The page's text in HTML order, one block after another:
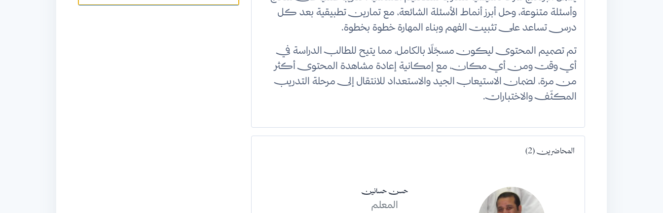
وأسئلة متنوعة، وحل أبرز أنماط الأسئلة الشائعة، مع تمارين تطبيقية بعد كل
درس تساعد على تثبيت الفهم وبناء المهارة خطوة بخطوة.
تم تصميم المحتوى ليكون مسجّلًا بالكامل، مما يتيح للطالب الدراسة في
أي وقت ومن أي مكان، مع إمكانية إعادة مشاهدة المحتوى أكثر
من مرة، لضمان الاستيعاب الجيد والاستعداد للانتقال إلى مرحلة التدريب
المكثّف والاختبارات.
المحاضرين (2)
حسن حسانين
المعلم